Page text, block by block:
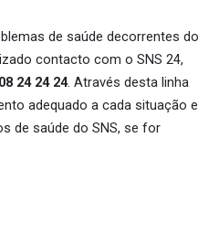
de saúde decorrentes do
contacto com o SNS 24,
24 24 24. Através desta linha
adequado a cada situação e
de saúde do SNS, se for